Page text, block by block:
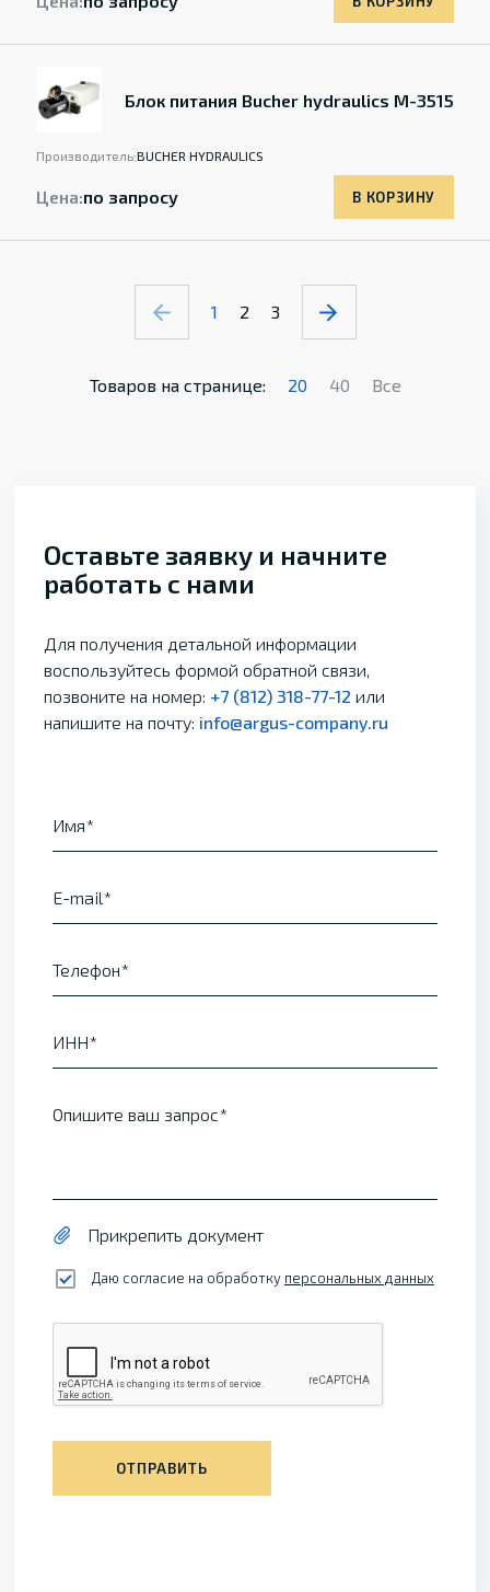
Блок питания Bucher hydraulics M-3515
Производитель:BUCHER HYDRAULICS
Цена:по запросу В КОРЗИНУ
1 2 3
Товаров на странице: 20 40 Все
Оставьте заявку и начните
работать с нами
Для получения детальной информации
воспользуйтесь формой обратной связи,
позвоните на номер: +7 (812) 318-77-12 или
напишите на почту: info@argus-company.ru
Имя
E-mail
Телефон
ИНН
Опишите ваш запрос
Прикрепить документ
Даю согласие на обработку персональных данных
ОТПРАВИТЬ